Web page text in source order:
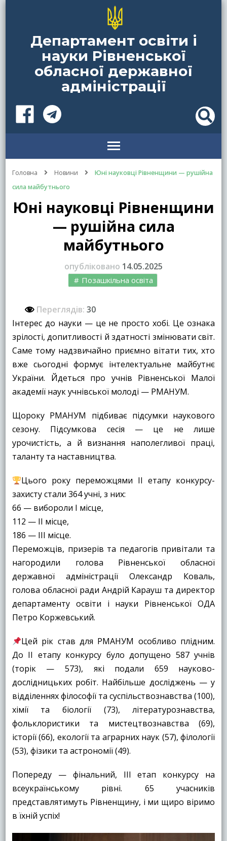
Департамент освіти і
науки Рівненської
обласної державної
адміністрації
Головна Новини
Юні науковці Рівненщини — рушійна
сила майбутнього
Юні науковці Рівненщини
— рушійна сила
майбутнього
опубліковано 14.05.2025
Позашкільна освіта
Переглядів: 30
Інтерес до науки — це не просто хобі. Це ознака
зрілості, допитливості й здатності змінювати світ.
Саме тому надзвичайно приємно вітати тих, хто
вже сьогодні формує інтелектуальне майбутнє
України. Йдеться про учнів Рівненської Малої
академії наук учнівської молоді — РМАНУМ.
Щороку РМАНУМ підбиває підсумки наукового
сезону. Підсумкова сесія — це не лише
урочистість, а й визнання наполегливої праці,
таланту та наставництва.
Цього року переможцями ІІ етапу конкурсу-
захисту стали 364 учні, з них:
66 — вибороли І місце,
112 — ІІ місце,
186 — ІІІ місце.
Переможців, призерів та педагогів привітали та
нагородили голова Рівненської обласної
державної адміністрації Олександр Коваль,
голова обласної ради Андрій Карауш та директор
департаменту освіти і науки Рівненської ОДА
Петро Коржевський.
Цей рік став для РМАНУМ особливо плідним.
До ІІ етапу конкурсу було допущено 587 учнів
(торік — 573), які подали 659 науково-
дослідницьких робіт. Найбільше досліджень — у
відділеннях філософії та суспільствознавства (100),
хімії та біології (73), літературознавства,
фольклористики та мистецтвознавства (69),
історії (66), екології та аграрних наук (57), філології
(53), фізики та астрономії (49).
Попереду — фінальний, ІІІ етап конкурсу на
всеукраїнському рівні. 65 учасників
представлятимуть Рівненщину, і ми щиро віримо
в їхній успіх!